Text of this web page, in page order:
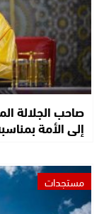
صاحب الجلالة
إلى الأمة
مستجدات